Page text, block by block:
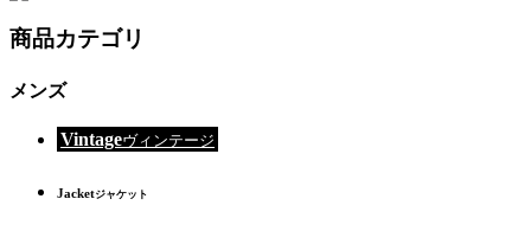
商品カテゴリ
メンズ
Vintageヴィンテージ
Jacketジャケット